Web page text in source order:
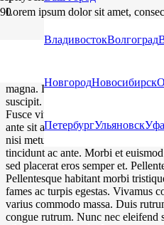
ВладивостокВолгоград
НовгородНовосибирск
ПетербургУльяновскУфа
Lorem ipsum dolor sit amet,
elit elementum luctus. Nunc lacus
euismod sed. Morbi et felis
magna. Donec pharetra vehicula
suscipit. Vestibulum interdum
Fusce vitae turpis a arcu lobortis
ante sit amet efficitur scelerisque,
nisi metus eu dui. Aliquam arcu
tincidunt ac ante. Morbi et
sed placerat eros semper et.
Pellentesque habitant morbi
fames ac turpis egestas. Vivamus
varius commodo massa. Duis
congue rutrum. Nunc nec eleifend